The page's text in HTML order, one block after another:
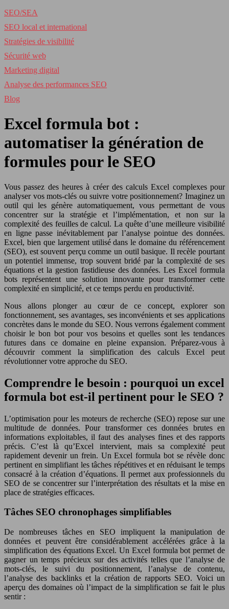
SEO/SEA
SEO local et international
Stratégies de visibilité
Sécurité web
Marketing digital
Analyse des performances SEO
Blog
Excel formula bot :
automatiser la génération de
formules pour le SEO
Vous passez des heures à créer des calculs Excel complexes pour
analyser vos mots-clés ou suivre votre positionnement? Imaginez un
outil qui les génère automatiquement, vous permettant de vous
concentrer sur la stratégie et l’implémentation, et non sur la
complexité des feuilles de calcul. La quête d’une meilleure visibilité
en ligne passe inévitablement par l’analyse pointue des données.
Excel, bien que largement utilisé dans le domaine du référencement
(SEO), est souvent perçu comme un outil basique. Il recèle pourtant
un potentiel immense, trop souvent bridé par la complexité de ses
équations et la gestion fastidieuse des données. Les Excel formula
bots représentent une solution innovante pour transformer cette
complexité en simplicité, et ce temps perdu en productivité.
Nous allons plonger au cœur de ce concept, explorer son
fonctionnement, ses avantages, ses inconvénients et ses applications
concrètes dans le monde du SEO. Nous verrons également comment
choisir le bon bot pour vos besoins et quelles sont les tendances
futures dans ce domaine en pleine expansion. Préparez-vous à
découvrir comment la simplification des calculs Excel peut
révolutionner votre approche du SEO.
Comprendre le besoin : pourquoi un excel
formula bot est-il pertinent pour le SEO ?
L’optimisation pour les moteurs de recherche (SEO) repose sur une
multitude de données. Pour transformer ces données brutes en
informations exploitables, il faut des analyses fines et des rapports
précis. C’est là qu’Excel intervient, mais sa complexité peut
rapidement devenir un frein. Un Excel formula bot se révèle donc
pertinent en simplifiant les tâches répétitives et en réduisant le temps
consacré à la création d’équations. Il permet aux professionnels du
SEO de se concentrer sur l’interprétation des résultats et la mise en
place de stratégies efficaces.
Tâches SEO chronophages simplifiables
De nombreuses tâches en SEO impliquent la manipulation de
données et peuvent être considérablement accélérées grâce à la
simplification des équations Excel. Un Excel formula bot permet de
gagner un temps précieux sur des activités telles que l’analyse de
mots-clés, le suivi du positionnement, l’analyse de contenu,
l’analyse des backlinks et la création de rapports SEO. Voici un
aperçu des domaines où l’impact de la simplification se fait le plus
sentir :